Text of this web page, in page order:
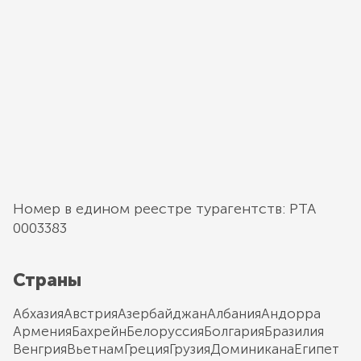
Номер в едином реестре турагентств: РТА
0003383
Страны
АбхазияАвстрияАзербайджанАлбанияАндорра
АрменияБахрейнБелоруссияБолгарияБразилия
ВенгрияВьетнамГрецияГрузияДоминиканаЕгипет